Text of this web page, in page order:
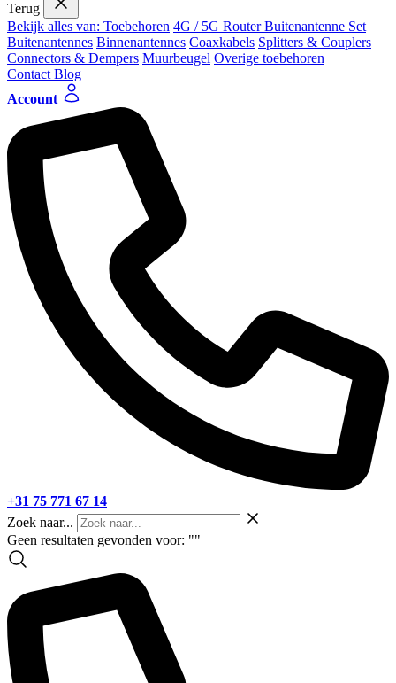
Terug
Bekijk alles van: Toebehoren 4G / 5G Router Buitenantenne Set
Buitenantennes Binnenantennes Coaxkabels Splitters & Couplers
Connectors & Dempers Muurbeugel Overige toebehoren
Contact Blog
Account
+31 75 771 67 14
Zoek naar...
Geen resultaten gevonden voor: ""